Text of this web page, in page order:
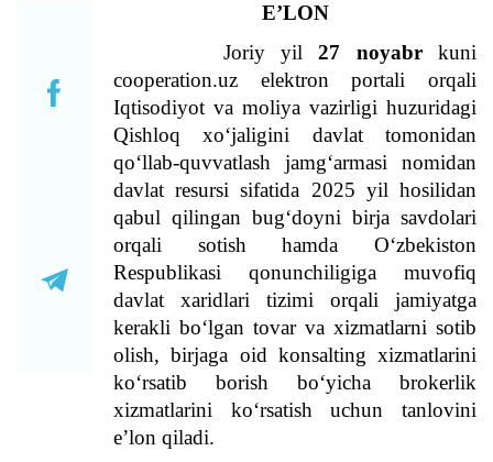
E’LON
Joriy yil27 noyabrkuni
cooperation.uz elektron portali orqali
Iqtisodiyot va moliya vazirligi huzuridagi
Qishloq xo‘jaligini davlat tomonidan
qo‘llab-quvvatlash jamg‘armasi nomidan
davlat resursi sifatida 2025 yil hosilidan
qabul qilingan bug‘doyni birja savdolari
orqali sotish hamda O‘zbekiston
Respublikasi qonunchiligiga muvofiq
davlat xaridlari tizimi orqali jamiyatga
kerakli bo‘lgan tovar va xizmatlarni sotib
olish, birjaga oid konsalting xizmatlarini
ko‘rsatib borish bo‘yicha brokerlik
xizmatlarini ko‘rsatish uchun tanlovini
e’lon qiladi.